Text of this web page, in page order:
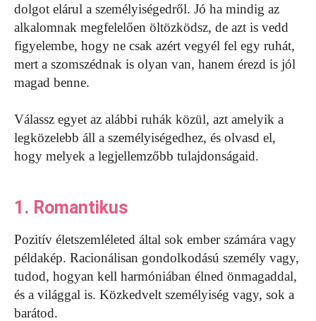
dolgot elárul a személyiségedről. Jó ha mindig az
alkalomnak megfelelően öltözködsz, de azt is vedd
figyelembe, hogy ne csak azért vegyél fel egy ruhát,
mert a szomszédnak is olyan van, hanem érezd is jól
magad benne.
Válassz egyet az alábbi ruhák közül, azt amelyik a
legközelebb áll a személyiségedhez, és olvasd el,
hogy melyek a legjellemzőbb tulajdonságaid.
1. Romantikus
Pozitív életszemléleted által sok ember számára vagy
példakép. Racionálisan gondolkodású személy vagy,
tudod, hogyan kell harmóniában élned önmagaddal,
és a világgal is. Közkedvelt személyiség vagy, sok a
barátod.